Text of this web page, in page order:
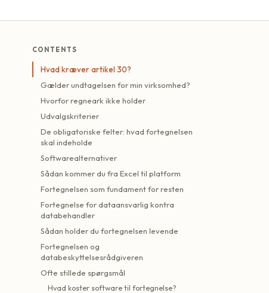
CONTENTS
Hvad kræver artikel 30?
Gælder undtagelsen for min virksomhed?
Hvorfor regneark ikke holder
Udvalgskriterier
De obligatoriske felter: hvad fortegnelsen
skal indeholde
Softwarealternativer
Sådan kommer du fra Excel til platform
Fortegnelsen som fundament for resten
Fortegnelse for dataansvarlig kontra
databehandler
Sådan holder du fortegnelsen levende
Fortegnelsen og
databeskyttelsesrådgiveren
Ofte stillede spørgsmål
Hvad koster software til fortegnelse?